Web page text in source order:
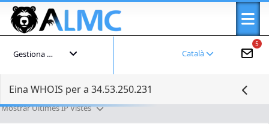
5
Català
Gestiona el teu compte
Eina WHOIS per a 34.53.250.231
Mostrar Últimes IP Vistes